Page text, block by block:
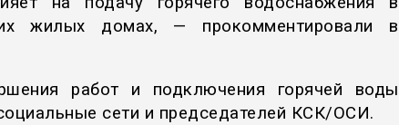
жилых домах, — прокомментировали в
работ и подключения горячей воды
сети и председателей КСК/ОСИ.